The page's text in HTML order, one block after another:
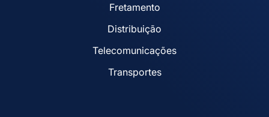
Fretamento
Distribuição
Telecomunicações
Transportes